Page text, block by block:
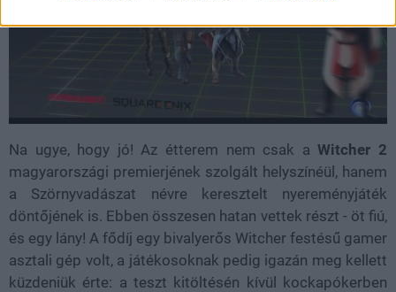
Na ugye, hogy jó! Az étterem nem csak aWitcher 2
magyarországi premierjének szolgált helyszínéül, hanem
a Szörnyvadászat névre keresztelt nyereményjáték
döntőjének is. Ebben összesen hatan vettek részt - öt fiú,
és egy lány! A fődíj egy bivalyerős Witcher festésű gamer
asztali gép volt, a játékosoknak pedig igazán meg kellett
küzdeniük érte: a teszt kitöltésén kívül kockapókerben